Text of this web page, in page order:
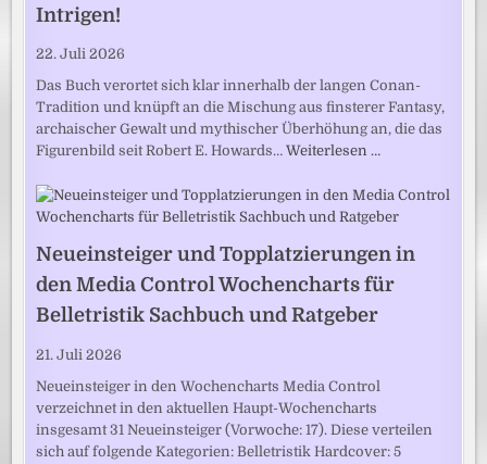
Intrigen!
22. Juli 2026
Das Buch verortet sich klar innerhalb der langen Conan-
Tradition und knüpft an die Mischung aus finsterer Fantasy,
archaischer Gewalt und mythischer Überhöhung an, die das
Figurenbild seit Robert E. Howards…Weiterlesen …
Neueinsteiger und Topplatzierungen in
den Media Control Wochencharts für
Belletristik Sachbuch und Ratgeber
21. Juli 2026
Neueinsteiger in den Wochencharts Media Control
verzeichnet in den aktuellen Haupt-Wochencharts
insgesamt 31 Neueinsteiger (Vorwoche: 17). Diese verteilen
sich auf folgende Kategorien: Belletristik Hardcover: 5